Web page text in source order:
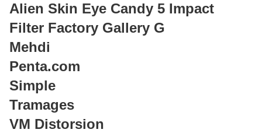
Alien Skin Eye Candy 5 Impact
Filter Factory Gallery G
Mehdi
Penta.com
Simple
Tramages
VM Distorsion